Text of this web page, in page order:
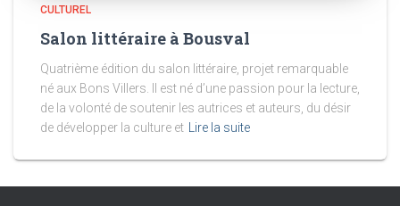
CULTUREL
Salon littéraire à Bousval
Quatrième édition du salon littéraire, projet remarquable
né aux Bons Villers. Il est né d’une passion pour la lecture,
de la volonté de soutenir les autrices et auteurs, du désir
de développer la culture et Lire la suite